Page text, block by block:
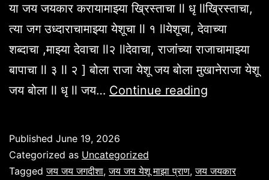
या जय जयकार करायामाझ्या ख्रिस्ताचा ll धृ llख्रिस्ताचा,
त्या जग उध्दाराचामाझ्या येशूचा ll १ llयेशूचा, देवाच्या
शब्दाचा ,माझ्या देवाचा ll२ llदेवाचा, राजांच्या राजाचामाझ्या
बापाचा ll ३ ll २ ] बोला राजा येशू जय बोला मुखानेराजा येशू
जय बोला ll धृ ll जय… Continue reading
भक्ती
Published June 19, 2026
Categorized as Uncategorized
Taggedजय जय जगदीशा,जय जय येशू माझा प्राण,जय जयकार